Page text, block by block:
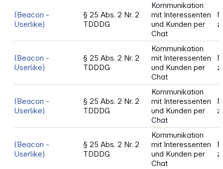
(Beacon -
Userlike)
§ 25 Abs. 2 Nr. 2
TDDDG
Kommunikation
mit Interessenten
und Kunden per
Chat
(Beacon -
Userlike)
§ 25 Abs. 2 Nr. 2
TDDDG
Kommunikation
mit Interessenten
und Kunden per
Chat
(Beacon -
Userlike)
§ 25 Abs. 2 Nr. 2
TDDDG
Kommunikation
mit Interessenten
und Kunden per
Chat
(Beacon -
Userlike)
§ 25 Abs. 2 Nr. 2
TDDDG
Kommunikation
mit Interessenten
und Kunden per
Chat